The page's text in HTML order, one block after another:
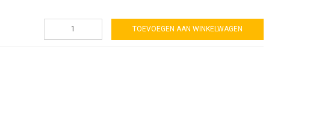
TOEVOEGEN AAN WINKELWAGEN